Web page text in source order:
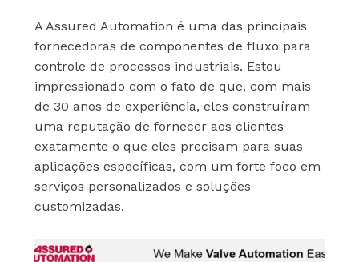
A Assured Automation é uma das principais
fornecedoras de componentes de fluxo para
controle de processos industriais. Estou
impressionado com o fato de que, com mais
de 30 anos de experiência, eles construíram
uma reputação de fornecer aos clientes
exatamente o que eles precisam para suas
aplicações específicas, com um forte foco em
serviços personalizados e soluções
customizadas.